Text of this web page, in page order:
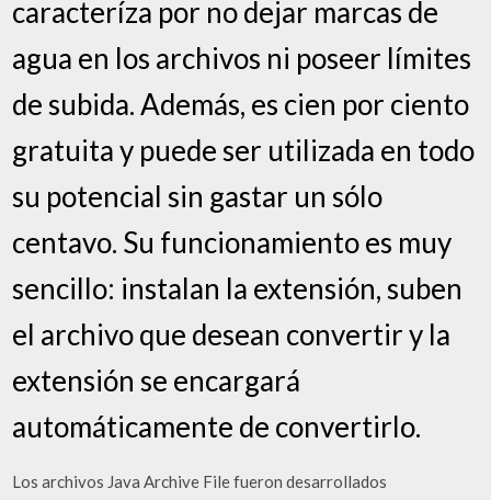
caracteríza por no dejar marcas de
agua en los archivos ni poseer límites
de subida. Además, es cien por ciento
gratuita y puede ser utilizada en todo
su potencial sin gastar un sólo
centavo. Su funcionamiento es muy
sencillo: instalan la extensión, suben
el archivo que desean convertir y la
extensión se encargará
automáticamente de convertirlo.
Los archivos Java Archive File fueron desarrollados